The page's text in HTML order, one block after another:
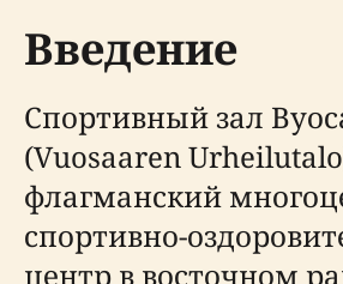
Введение
Спортивный зал
(Vuosaaren
флагманский
спортивно-
центр в восточном